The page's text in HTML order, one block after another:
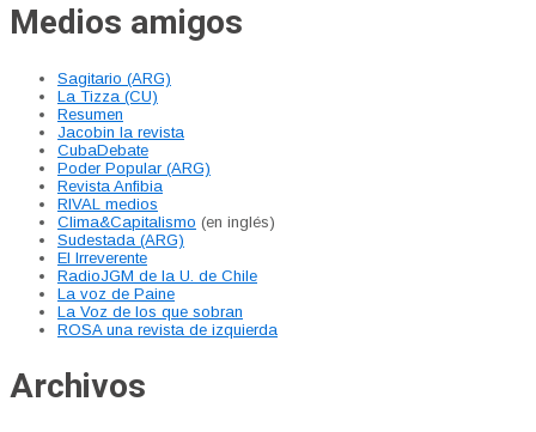
Medios amigos
Sagitario (ARG)
La Tizza (CU)
Resumen
Jacobin la revista
CubaDebate
Poder Popular (ARG)
Revista Anfibia
RIVAL medios
Clima&Capitalismo (en inglés)
Sudestada (ARG)
El Irreverente
RadioJGM de la U. de Chile
La voz de Paine
La Voz de los que sobran
ROSA una revista de izquierda
Archivos